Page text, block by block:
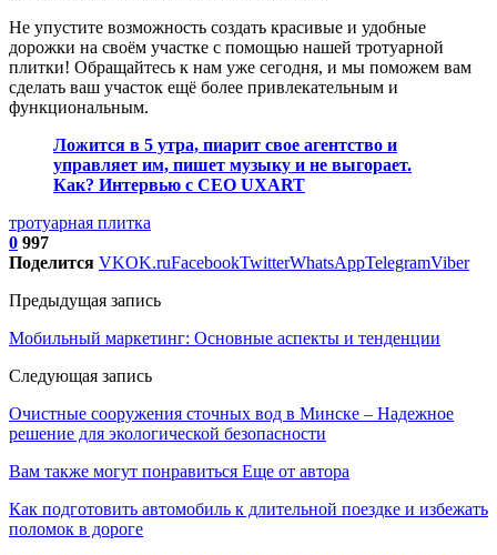
Не упустите возможность создать красивые и удобные
дорожки на своём участке с помощью нашей тротуарной
плитки! Обращайтесь к нам уже сегодня, и мы поможем вам
сделать ваш участок ещё более привлекательным и
функциональным.
Ложится в 5 утра, пиарит свое агентство и
управляет им, пишет музыку и не выгорает.
Как? Интервью с CEO UXART
тротуарная плитка
0 997
Поделится VKOK.ruFacebookTwitterWhatsAppTelegramViber
Предыдущая запись
Мобильный маркетинг: Основные аспекты и тенденции
Следующая запись
Очистные сооружения сточных вод в Минске – Надежное
решение для экологической безопасности
Вам также могут понравиться Еще от автора
Как подготовить автомобиль к длительной поездке и избежать
поломок в дороге